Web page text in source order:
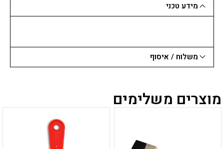
מידע טכני
משלוח / איסוף
מוצרים משלימים
מספר
זה
יש
מספר